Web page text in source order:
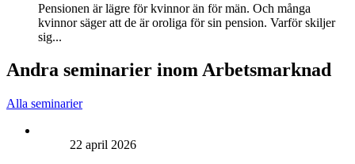
Pensionen är lägre för kvinnor än för män. Och många
kvinnor säger att de är oroliga för sin pension. Varför skiljer
sig...
Andra seminarier inom Arbetsmarknad
Alla seminarier
22 april 2026